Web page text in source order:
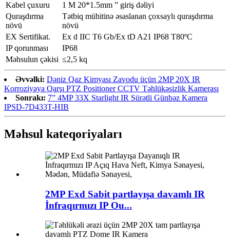
Kabel çuxuru
1 M 20*1.5mm ” giriş dəliyi
Quraşdırma
növü
Tətbiq mühitinə əsaslanan çoxsaylı quraşdırma
növü
EX Sertifikat.
Ex d IIC T6 Gb/Ex tD A21 IP68 T80ºC
IP qorunması
IP68
Məhsulun çəkisi ≤2,5 kq
Əvvəlki: Dəniz Qaz Kimyası Zavodu üçün 2MP 20X IR
Korroziyaya Qarşı PTZ Positioner CCTV Təhlükəsizlik Kamerası
Sonrakı: 7” 4MP 33X Starlight IR Sürətli Günbəz Kamera
IPSD-7D433T-HIB
Məhsul kateqoriyaları
2MP Exd Sabit partlayışa davamlı IR
İnfraqırmızı IP Ou...